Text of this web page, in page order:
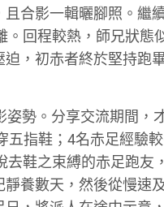
合影一輯曬腳照。繼
。回程較熱，師兄狀態
，初赤者終於堅持跑
勢。分享交流期間，
五指鞋；4名赤足經驗
去鞋之束縛的赤足跑友
養數天，然後從慢速